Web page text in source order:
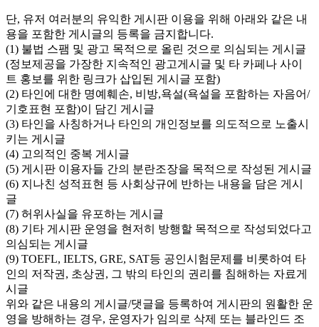
단, 유저 여러분의 유익한 게시판 이용을 위해 아래와 같은 내
용을 포함한 게시글의 등록을 금지합니다.
(1) 불법 스팸 및 광고 목적으로 올린 것으로 의심되는 게시글
(정보제공을 가장한 지속적인 광고게시글 및 타 카페나 사이
트 홍보를 위한 링크가 삽입된 게시글 포함)
(2) 타인에 대한 명예훼손, 비방,욕설(욕설을 포함하는 자음어/
기호표현 포함)이 담긴 게시글
(3) 타인을 사칭하거나 타인의 개인정보를 의도적으로 노출시
키는 게시글
(4) 고의적인 중복 게시글
(5) 게시판 이용자들 간의 분란조장을 목적으로 작성된 게시글
(6) 지나친 성적표현 등 사회상규에 반하는 내용을 담은 게시
글
(7) 허위사실을 유포하는 게시글
(8) 기타 게시판 운영을 현저히 방행할 목적으로 작성되었다고
의심되는 게시글
(9) TOEFL, IELTS, GRE, SAT등 공인시험문제를 비롯하여 타
인의 저작권, 초상권, 그 밖의 타인의 권리를 침해하는 자료게
시글
위와 같은 내용의 게시글/댓글을 등록하여 게시판의 원활한 운
영을 방해하는 경우, 운영자가 임의로 삭제 또는 블라인드 조